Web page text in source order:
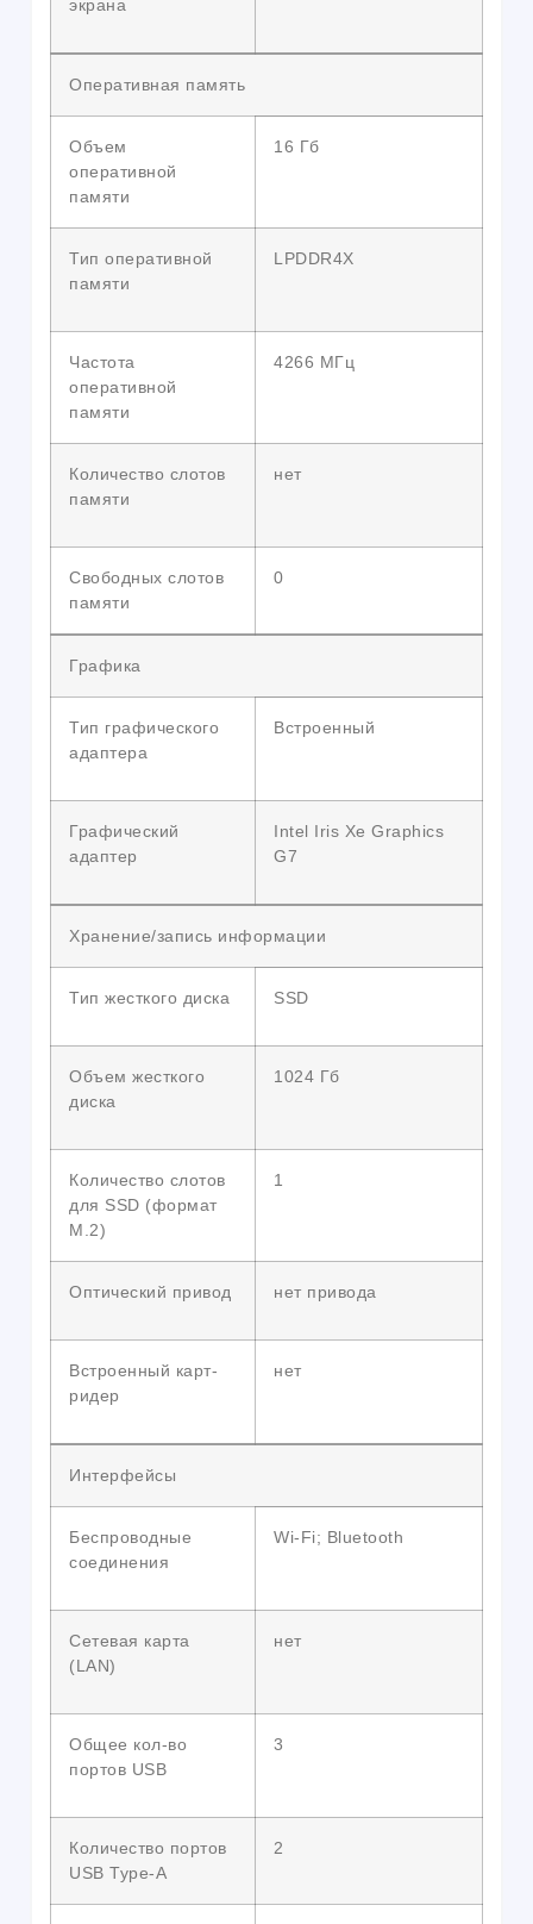
экрана
Оперативная память
Объем
оперативной
памяти
16 Гб
Тип оперативной
памяти
LPDDR4X
Частота
оперативной
памяти
4266 МГц
Количество слотов
памяти
нет
Свободных слотов
памяти
0
Графика
Тип графического
адаптера
Встроенный
Графический
адаптер
Intel Iris Xe Graphics
G7
Хранение/запись информации
Тип жесткого диска SSD
Объем жесткого
диска
1024 Гб
Количество слотов
для SSD (формат
M.2)
1
Оптический привод нет привода
Встроенный карт-
ридер
нет
Интерфейсы
Беспроводные
соединения
Wi-Fi; Bluetooth
Сетевая карта
(LAN)
нет
Общее кол-во
портов USB
3
Количество портов
USB Type-A
2